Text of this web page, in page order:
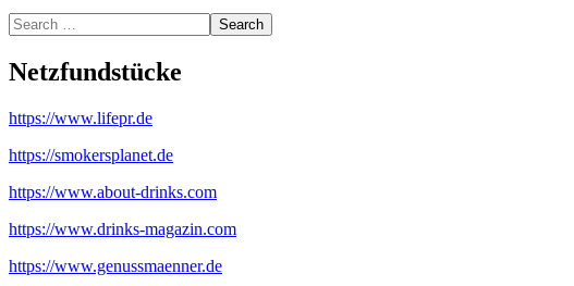
Search
Netzfundstücke
https://www.lifepr.de
https://smokersplanet.de
https://www.about-drinks.com
https://www.drinks-magazin.com
https://www.genussmaenner.de